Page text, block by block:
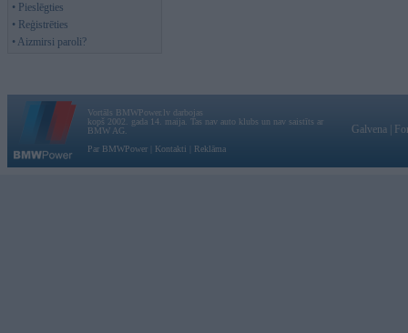
• Pieslēgties
• Reģistrēties
• Aizmirsi paroli?
Vortāls BMWPower.lv darbojas
kopš 2002. gada 14. maija. Tas nav auto klubs un nav saistīts ar
BMW AG.
Par BMWPower
Kontakti Reklāma
Galvena